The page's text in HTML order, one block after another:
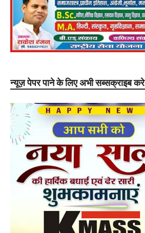
न्यूज़ पेपर पाने के लिए अभी सब्सक्राइब करे